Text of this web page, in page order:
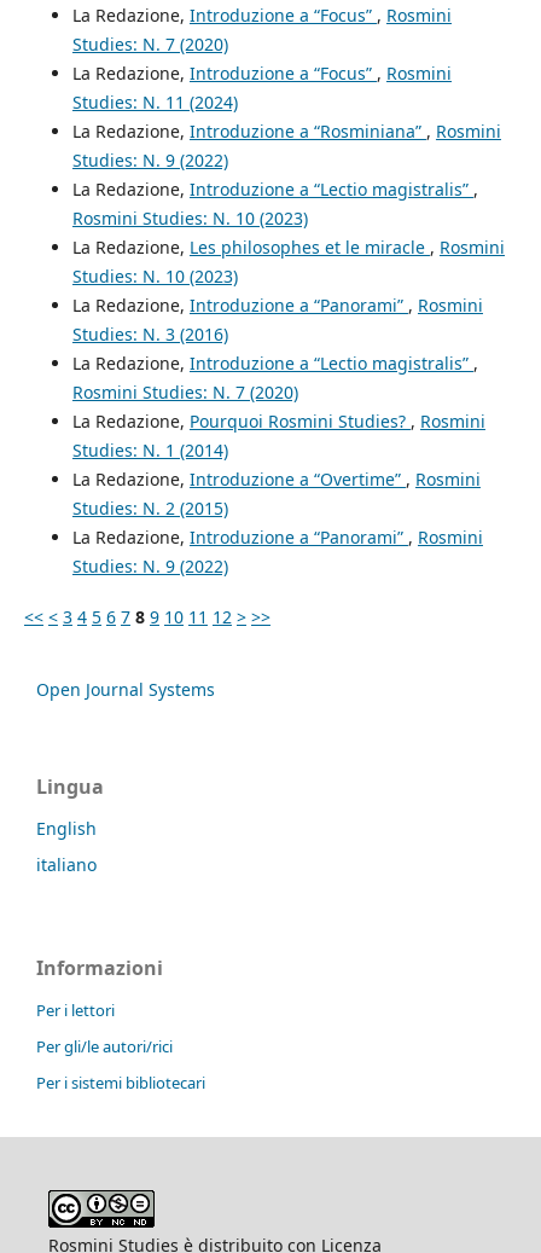
La Redazione, Introduzione a “Focus” , Rosmini
Studies: N. 7 (2020)
La Redazione, Introduzione a “Focus” , Rosmini
Studies: N. 11 (2024)
La Redazione, Introduzione a “Rosminiana” , Rosmini
Studies: N. 9 (2022)
La Redazione, Introduzione a “Lectio magistralis” ,
Rosmini Studies: N. 10 (2023)
La Redazione, Les philosophes et le miracle , Rosmini
Studies: N. 10 (2023)
La Redazione, Introduzione a “Panorami” , Rosmini
Studies: N. 3 (2016)
La Redazione, Introduzione a “Lectio magistralis” ,
Rosmini Studies: N. 7 (2020)
La Redazione, Pourquoi Rosmini Studies? , Rosmini
Studies: N. 1 (2014)
La Redazione, Introduzione a “Overtime” , Rosmini
Studies: N. 2 (2015)
La Redazione, Introduzione a “Panorami” , Rosmini
Studies: N. 9 (2022)
<< < 3 4 5 6 7 8 9 10 11 12 > >>
Open Journal Systems
Lingua
English
italiano
Informazioni
Per i lettori
Per gli/le autori/rici
Per i sistemi bibliotecari
Rosmini Studies è distribuito con Licenza